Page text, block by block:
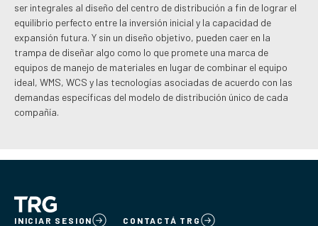
ser integrales al diseño del centro de distribución a fin de lograr el
equilibrio perfecto entre la inversión inicial y la capacidad de
expansión futura. Y sin un diseño objetivo, pueden caer en la
trampa de diseñar algo como lo que promete una marca de
equipos de manejo de materiales en lugar de combinar el equipo
ideal, WMS, WCS y las tecnologías asociadas de acuerdo con las
demandas específicas del modelo de distribución único de cada
compañía.
INICIAR SESION CONTACTÁ TRG